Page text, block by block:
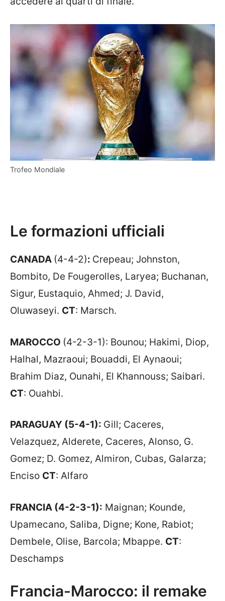
Trofeo Mondiale
Le formazioni ufficiali
CANADA (4-4-2): Crepeau; Johnston,
Bombito, De Fougerolles, Laryea; Buchanan,
Sigur, Eustaquio, Ahmed; J. David,
Oluwaseyi. CT: Marsch.
MAROCCO (4-2-3-1): Bounou; Hakimi, Diop,
Halhal, Mazraoui; Bouaddi, El Aynaoui;
Brahim Diaz, Ounahi, El Khannouss; Saibari.
CT: Ouahbi.
PARAGUAY (5-4-1): Gill; Caceres,
Velazquez, Alderete, Caceres, Alonso, G.
Gomez; D. Gomez, Almiron, Cubas, Galarza;
Enciso CT: Alfaro
FRANCIA (4-2-3-1): Maignan; Kounde,
Upamecano, Saliba, Digne; Kone, Rabiot;
Dembele, Olise, Barcola; Mbappe. CT:
Deschamps
Francia-Marocco: il remake